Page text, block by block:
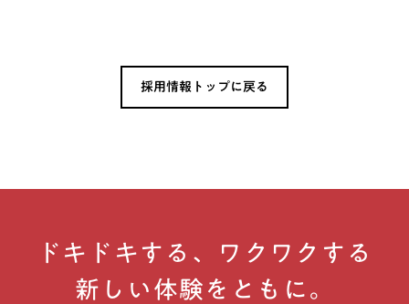
採用情報トップに戻る
ドキドキする、ワクワクする
新しい体験をともに。